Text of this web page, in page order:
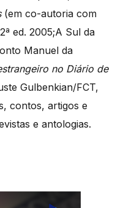
(em co-autoria com
ed. 2005;A Sul da
Manuel da
no Diário de
Gulbenkian/FCT,
contos, artigos e
e antologias.